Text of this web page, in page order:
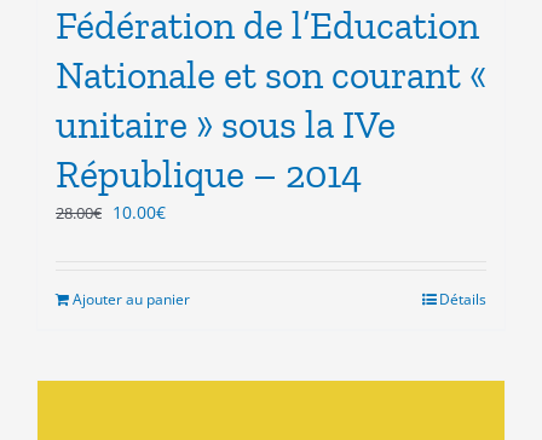
Fédération de l’Education
Nationale et son courant «
unitaire » sous la IVe
République – 2014
28.00€ Le
10.00€Le
est :
Ajouter au panier Détails